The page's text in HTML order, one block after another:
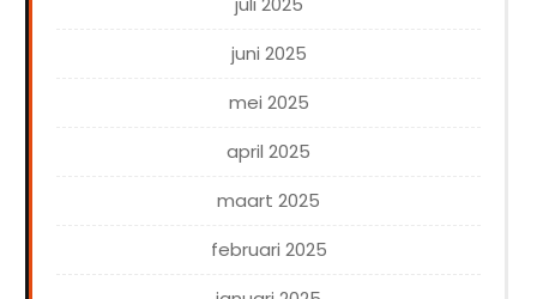
juni 2025
mei 2025
april 2025
maart 2025
februari 2025